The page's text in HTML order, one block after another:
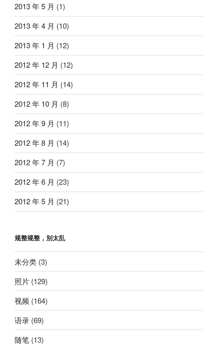
2013 年 5 月 (1)
2013 年 4 月 (10)
2013 年 1 月 (12)
2012 年 12 月 (12)
2012 年 11 月 (14)
2012 年 10 月 (8)
2012 年 9 月 (11)
2012 年 8 月 (14)
2012 年 7 月 (7)
2012 年 6 月 (23)
2012 年 5 月 (21)
规整规整，别太乱
未分类 (3)
照片 (129)
视频 (164)
语录 (69)
随笔 (13)